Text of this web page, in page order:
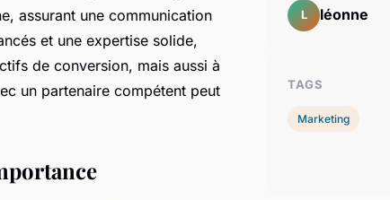
assurant une communication
et une expertise solide,
de conversion, mais aussi à
un partenaire compétent peut
L léonne
TAGS
Marketing